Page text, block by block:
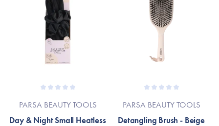
PARSA BEAUTY TOOLS
Day & Night Small Heatless
PARSA BEAUTY TOOLS
Detangling Brush - Beige